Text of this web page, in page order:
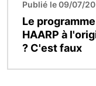
Publié le 09/07/
Le
HAARP à
? C'est faux